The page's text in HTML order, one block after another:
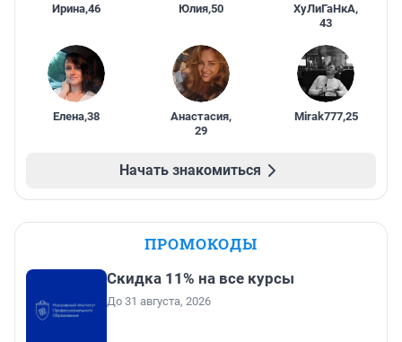
Ирина,46 Юлия,50 ХуЛиГаНкА,
43
Елена,38 Анастасия,
29
Mirak777,25
Начать знакомиться
ПРОМОКОДЫ
Скидка 11% на все курсы
До 31 августа, 2026